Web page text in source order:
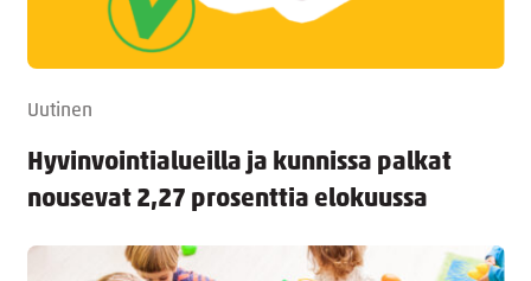
Uutinen
Hyvinvointialueilla ja kunnissa palkat
nousevat 2,27 prosenttia elokuussa